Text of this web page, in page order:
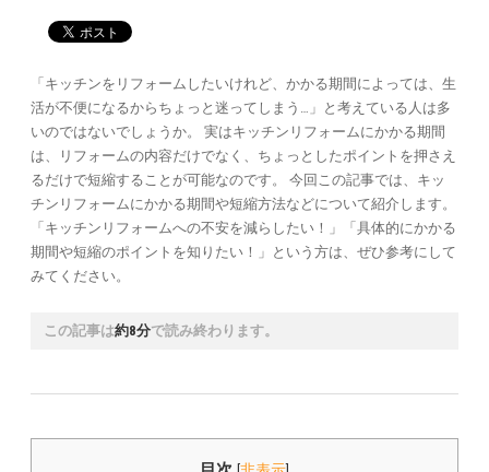
「キッチンをリフォームしたいけれど、かかる期間によっては、生
活が不便になるからちょっと迷ってしまう…」と考えている人は多
いのではないでしょうか。 実はキッチンリフォームにかかる期間
は、リフォームの内容だけでなく、ちょっとしたポイントを押さえ
るだけで短縮することが可能なのです。 今回この記事では、キッ
チンリフォームにかかる期間や短縮方法などについて紹介します。
「キッチンリフォームへの不安を減らしたい！」「具体的にかかる
期間や短縮のポイントを知りたい！」という方は、ぜひ参考にして
みてください。
この記事は約8分で読み終わります。